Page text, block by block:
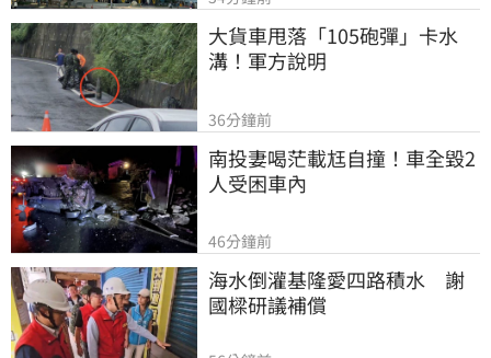
大貨車甩落「105砲彈」卡水
溝！軍方說明
36分鐘前
南投妻喝茫載尪自撞！車全毀2
人受困車內
46分鐘前
海水倒灌基隆愛四路積水　謝
國樑研議補償